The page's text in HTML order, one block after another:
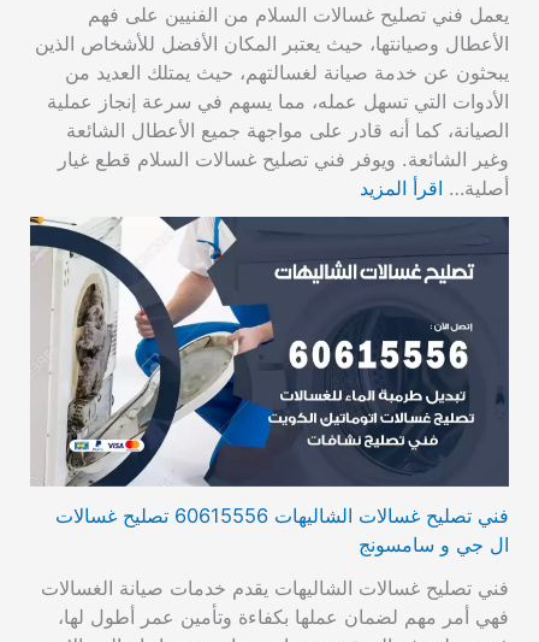
يعمل فني تصليح غسالات السلام من الفنيين على فهم
الأعطال وصيانتها، حيث يعتبر المكان الأفضل للأشخاص الذين
يبحثون عن خدمة صيانة لغسالتهم، حيث يمتلك العديد من
الأدوات التي تسهل عمله، مما يسهم في سرعة إنجاز عملية
الصيانة، كما أنه قادر على مواجهة جميع الأعطال الشائعة
وغير الشائعة. ويوفر فني تصليح غسالات السلام قطع غيار
أصلية… اقرأ المزيد
فني تصليح غسالات الشاليهات 60615556 تصليح غسالات
ال جي و سامسونج
فني تصليح غسالات الشاليهات يقدم خدمات صيانة الغسالات
فهي أمر مهم لضمان عملها بكفاءة وتأمين عمر أطول لها،